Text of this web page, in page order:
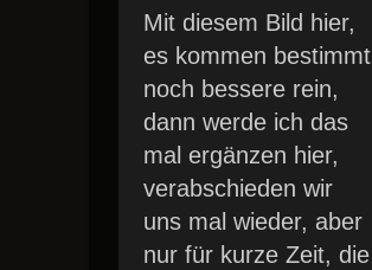
Mit diesem Bild hier,
es kommen bestimmt
noch bessere rein,
dann werde ich das
mal ergänzen hier,
verabschieden wir
uns mal wieder, aber
nur für kurze Zeit, die